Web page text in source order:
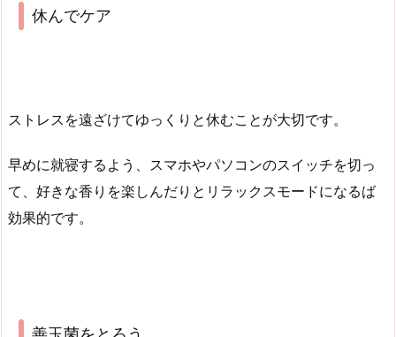
休んでケア
ストレスを遠ざけてゆっくりと休むことが大切です。
早めに就寝するよう、スマホやパソコンのスイッチを切っ
て、好きな香りを楽しんだりとリラックスモードになるば
効果的です。